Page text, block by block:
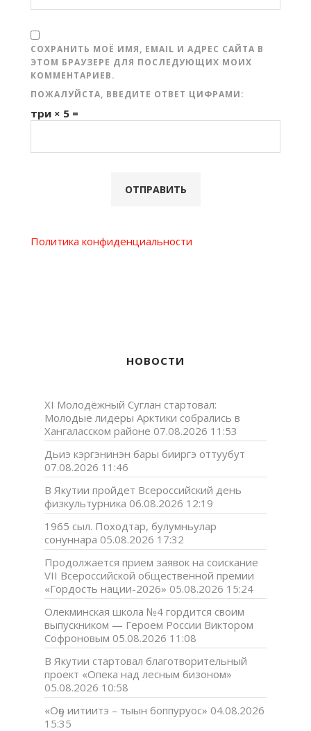
СОХРАНИТЬ МОЁ ИМЯ, EMAIL И АДРЕС САЙТА В
ЭТОМ БРАУЗЕРЕ ДЛЯ ПОСЛЕДУЮЩИХ МОИХ
КОММЕНТАРИЕВ.
ПОЖАЛУЙСТА, ВВЕДИТЕ ОТВЕТ ЦИФРАМИ:
три × 5 =
Политика конфиденциальности
НОВОСТИ
XI Молодёжный Суглан стартовал:
Молодые лидеры Арктики собрались в
Хангаласском районе 07.08.2026 11:53
Дьиэ кэргэнинэн бары бииргэ оттуубут
07.08.2026 11:46
В Якутии пройдет Всероссийский день
физкультурника 06.08.2026 12:19
1965 сыл. Походтар, булумньулар
сонуннара 05.08.2026 17:32
Продолжается прием заявок на соискание
VII Всероссийской общественной премии
«Гордость нации-2026» 05.08.2026 15:24
Олекминская школа №4 гордится своим
выпускником — Героем России Виктором
Софроновым 05.08.2026 11:08
В Якутии стартовал благотворительный
проект «Опека над лесным бизоном»
05.08.2026 10:58
«Оҕо иитиитэ – тыын боппуруос» 04.08.2026
15:35